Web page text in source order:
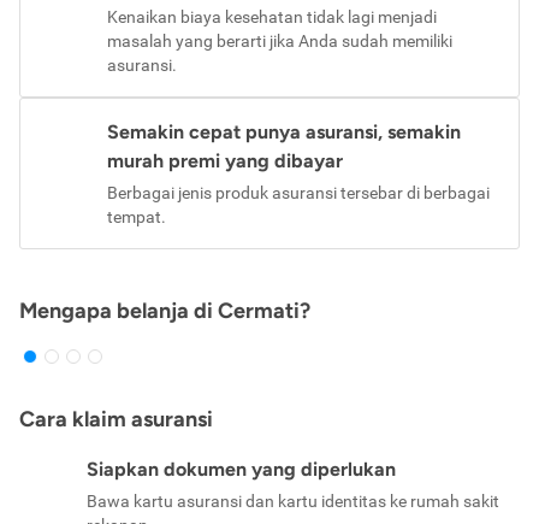
Kenaikan biaya kesehatan tidak lagi menjadi
masalah yang berarti jika Anda sudah memiliki
asuransi.
Semakin cepat punya asuransi, semakin
murah premi yang dibayar
Berbagai jenis produk asuransi tersebar di berbagai
tempat.
Mengapa belanja di Cermati?
Cara klaim asuransi
Siapkan dokumen yang diperlukan
Bawa kartu asuransi dan kartu identitas ke rumah sakit